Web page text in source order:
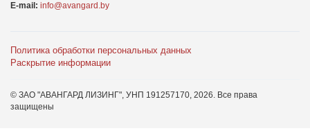
E-mail: info@avangard.by
Политика обработки персональных данных
Раскрытие информации
© ЗАО "АВАНГАРД ЛИЗИНГ", УНП 191257170, 2026. Все права
защищены